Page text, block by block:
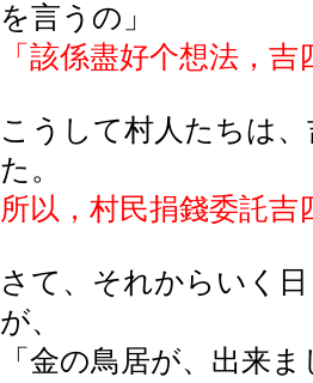
を言うの」
「該係盡好个想法，
こうして村人たちは
た。
所以，村民捐錢委託吉
さて、それからいく
が、
「金の鳥居が、出来